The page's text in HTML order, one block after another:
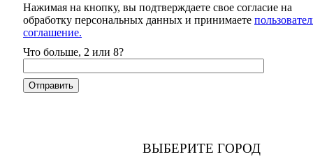
Нажимая на кнопку, вы подтверждаете свое согласие на
обработку персональных данных и принимаете
соглашение.
Что больше, 2 или 8?
ВЫБЕРИТЕ ГОРОД